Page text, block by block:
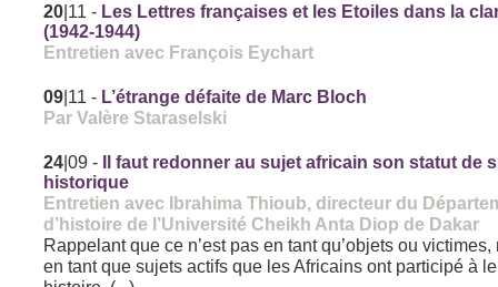
20 |11 - Les Lettres françaises et les Etoiles dans la
(1942-1944)
Entretien avec François Eychart
09 |11 - L’étrange défaite de Marc Bloch
Par Valère Staraselski
24 |09 -
Il faut redonner au sujet africain son statut de
historique
Entretien avec Ibrahima Thioub, directeur du
d’histoire de l’Université Cheikh Anta Diop de Dakar
Rappelant que ce n’est pas en tant qu’objets ou
en tant que sujets actifs que les Africains ont participé à